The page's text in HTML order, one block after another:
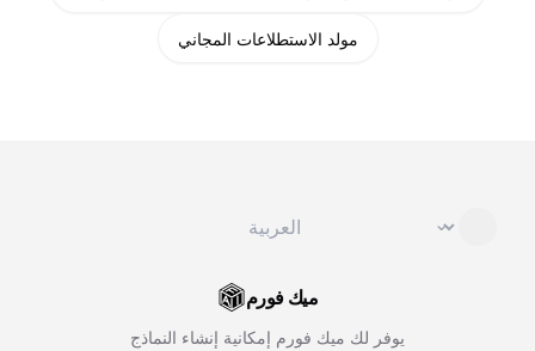
مولد الاستطلاعات المجاني
⌄
ميك فورم
يوفر لك ميك فورم إمكانية إنشاء النماذج